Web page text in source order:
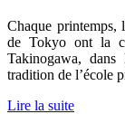
Chaque printemps,
de Tokyo ont la
Takinogawa,
tradition de l’école
Lire la suite